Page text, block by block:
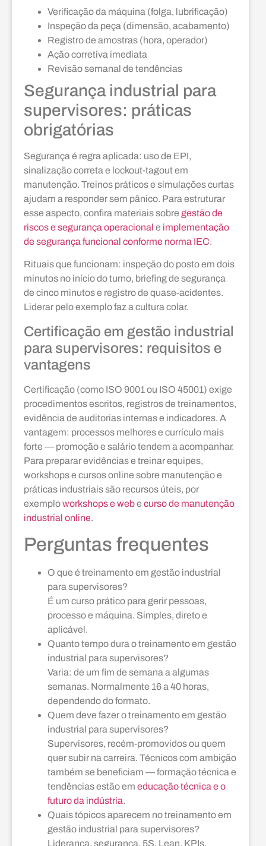
Verificação da máquina (folga, lubrificação)
Inspeção da peça (dimensão, acabamento)
Registro de amostras (hora, operador)
Ação corretiva imediata
Revisão semanal de tendências
Segurança industrial para
supervisores: práticas
obrigatórias
Segurança é regra aplicada: uso de EPI,
sinalização correta e lockout-tagout em
manutenção. Treinos práticos e simulações curtas
ajudam a responder sem pânico. Para estruturar
esse aspecto, confira materiais sobre gestão de
riscos e segurança operacional e implementação
de segurança funcional conforme norma IEC.
Rituais que funcionam: inspeção do posto em dois
minutos no início do turno, briefing de segurança
de cinco minutos e registro de quase-acidentes.
Liderar pelo exemplo faz a cultura colar.
Certificação em gestão industrial
para supervisores: requisitos e
vantagens
Certificação (como ISO 9001 ou ISO 45001) exige
procedimentos escritos, registros de treinamentos,
evidência de auditorias internas e indicadores. A
vantagem: processos melhores e currículo mais
forte — promoção e salário tendem a acompanhar.
Para preparar evidências e treinar equipes,
workshops e cursos online sobre manutenção e
práticas industriais são recursos úteis, por
exemploworkshops e webe curso de manutenção
industrial online.
Perguntas frequentes
O que é treinamento em gestão industrial
para supervisores?
É um curso prático para gerir pessoas,
processo e máquina. Simples, direto e
aplicável.
Quanto tempo dura o treinamento em gestão
industrial para supervisores?
Varia: de um fim de semana a algumas
semanas. Normalmente 16 a 40 horas,
dependendo do formato.
Quem deve fazer o treinamento em gestão
industrial para supervisores?
Supervisores, recém-promovidos ou quem
quer subir na carreira. Técnicos com ambição
também se beneficiam — formação técnica e
tendências estão em educação técnica e o
futuro da indústria.
Quais tópicos aparecem no treinamento em
gestão industrial para supervisores?
Liderança, segurança, 5S, Lean, KPIs,